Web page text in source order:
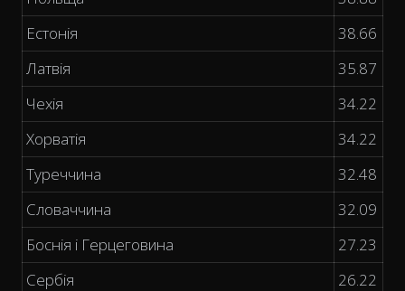
Естонія
38.66
Латвія
35.87
Чехія
34.22
Хорватія
34.22
Туреччина
32.48
Словаччина
32.09
Боснія і Герцеговина
27.23
Сербія
26.22